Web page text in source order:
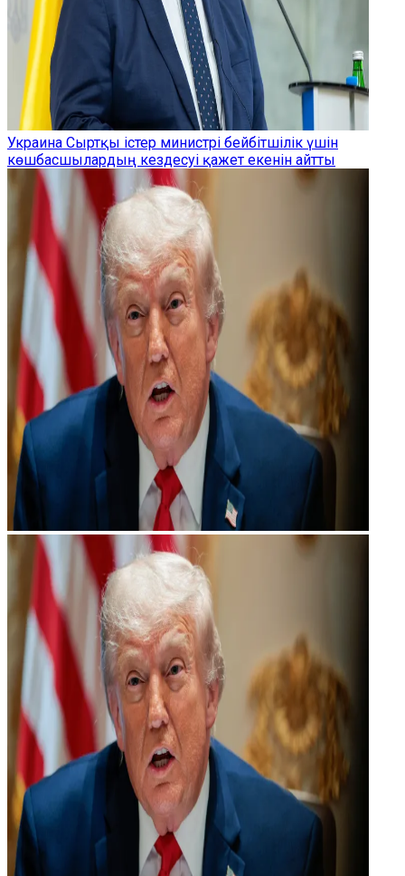
Украина Сыртқы істер министрі бейбітшілік үшін
көшбасшылардың кездесуі қажет екенін айтты